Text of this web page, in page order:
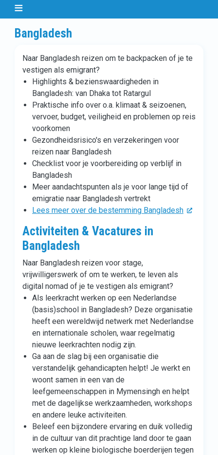
Bangladesh
Naar Bangladesh reizen om te backpacken of je te
vestigen als emigrant?
Highlights & bezienswaardigheden in
Bangladesh: van Dhaka tot Ratargul
Praktische info over o.a. klimaat & seizoenen,
vervoer, budget, veiligheid en problemen op reis
voorkomen
Gezondheidsrisico's en verzekeringen voor
reizen naar Bangladesh
Checklist voor je voorbereiding op verblijf in
Bangladesh
Meer aandachtspunten als je voor lange tijd of
emigratie naar Bangladesh vertrekt
Lees meer over de bestemming Bangladesh
Activiteiten & Vacatures in
Bangladesh
Naar Bangladesh reizen voor stage,
vrijwilligerswerk of om te werken, te leven als
digital nomad of je te vestigen als emigrant?
Als leerkracht werken op een Nederlandse
(basis)school in Bangladesh? Deze organisatie
heeft een wereldwijd netwerk met Nederlandse
en internationale scholen, waar regelmatig
nieuwe leerkrachten nodig zijn.
Ga aan de slag bij een organisatie die
verstandelijk gehandicapten helpt! Je werkt en
woont samen in een van de
leefgemeenschappen in Mymensingh en helpt
met de dagelijkse werkzaamheden, workshops
en andere leuke activiteiten.
Beleef een bijzondere ervaring en duik volledig
in de cultuur van dit prachtige land door te gaan
werken op kleine biologische boerderijen tegen